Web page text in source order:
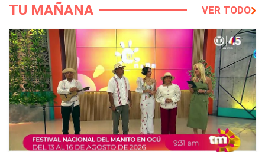
TU MAÑANA VER TODO